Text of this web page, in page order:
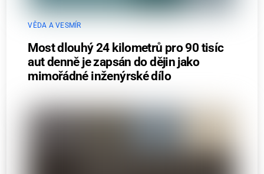
VĚDA A VESMÍR
Most dlouhý 24 kilometrů pro 90 tisíc
aut denně je zapsán do dějin jako
mimořádné inženýrské dílo